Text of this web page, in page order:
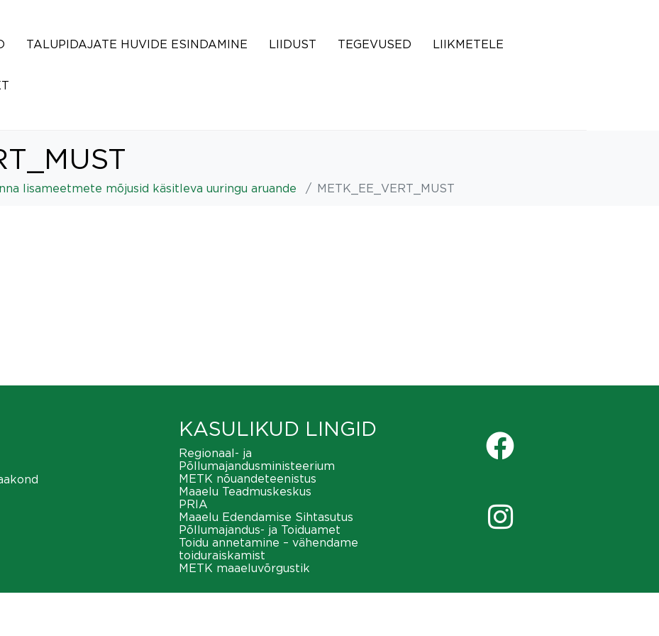
TALUPIDAJATE HUVIDE ESINDAMINE LIIDUST TEGEVUSED LIIKMETELE
lisameetmete mõjusid käsitleva uuringu aruande METK_EE_VERT_MUST
KASULIKUD LINGID
Regionaal- ja
Põllumajandusministeerium
METK nõuandeteenistus
Maaelu Teadmuskeskus
PRIA
Maaelu Edendamise Sihtasutus
Põllumajandus- ja Toiduamet
Toidu annetamine – vähendame
toiduraiskamist
METK maaeluvõrgustik